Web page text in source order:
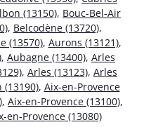
(13150), Bouc-Bel-Air
, Belcodène (13720),
(13570), Aurons (13121),
, Aubagne (13400), Arles
, Arles (13123), Arles
(13190), Aix-en-Provence
, Aix-en-Provence (13100),
en-Provence (13080)